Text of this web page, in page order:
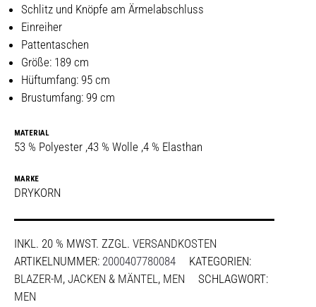
Schlitz und Knöpfe am Ärmelabschluss
Einreiher
Pattentaschen
Größe: 189 cm
Hüftumfang: 95 cm
Brustumfang: 99 cm
MATERIAL
53 % Polyester ,43 % Wolle ,4 % Elasthan
MARKE
DRYKORN
INKL. 20 % MWST. ZZGL. VERSANDKOSTEN
ARTIKELNUMMER: 2000407780084
KATEGORIEN:
BLAZER-M, JACKEN & MÄNTEL, MEN
SCHLAGWORT:
MEN